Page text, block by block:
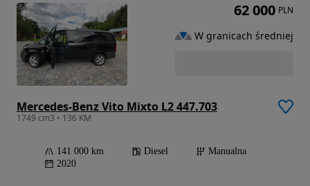
Mercedes-Benz Vito Mixto L2 447.703
1749 cm3 • 136 KM
141 000 km Diesel
Manualna
2020
62 000 PLN
W granicach średniej